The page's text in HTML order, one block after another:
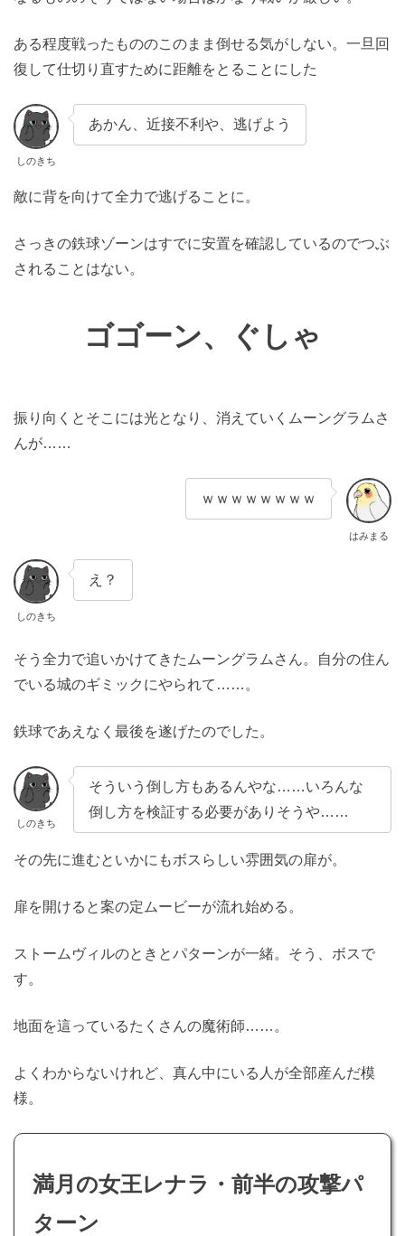
ある程度戦ったもののこのまま倒せる気がしない。一旦回
復して仕切り直すために距離をとることにした
しのきち
あかん、近接不利や、逃げよう
敵に背を向けて全力で逃げることに。
さっきの鉄球ゾーンはすでに安置を確認しているのでつぶ
されることはない。
ゴゴーン、ぐしゃ
振り向くとそこには光となり、消えていくムーングラムさ
んが……
はみまる
ｗｗｗｗｗｗｗｗ
しのきち
え？
そう全力で追いかけてきたムーングラムさん。自分の住ん
でいる城のギミックにやられて……。
鉄球であえなく最後を遂げたのでした。
しのきち
そういう倒し方もあるんやな……いろんな
倒し方を検証する必要がありそうや……
その先に進むといかにもボスらしい雰囲気の扉が。
扉を開けると案の定ムービーが流れ始める。
ストームヴィルのときとパターンが一緒。そう、ボスで
す。
地面を這っているたくさんの魔術師……。
よくわからないけれど、真ん中にいる人が全部産んだ模
様。
満月の女王レナラ・前半の攻撃パ
ターン